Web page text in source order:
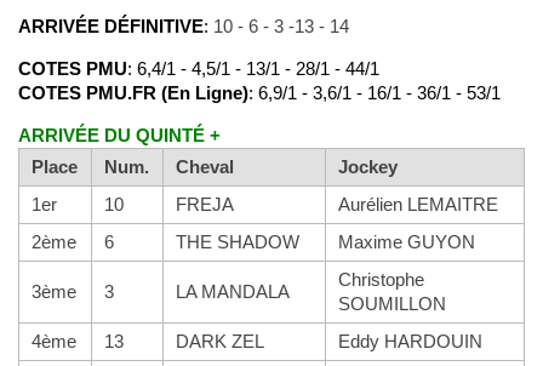
ARRIVÉE DÉFINITIVE: 10 - 6 - 3 -13 - 14
COTES PMU: 6,4/1 - 4,5/1 - 13/1 - 28/1 - 44/1
COTES PMU.FR (En Ligne): 6,9/1 - 3,6/1 - 16/1 - 36/1 - 53/1
ARRIVÉE DU QUINTÉ +
Place
Num. Cheval
Jockey
1er
10 FREJA
Aurélien LEMAITRE
2ème
6 THE SHADOW Maxime GUYON
3ème 3 LA MANDALA
Christophe
SOUMILLON
4ème
13 DARK ZEL
Eddy HARDOUIN